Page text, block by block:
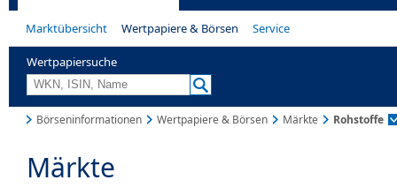
Marktübersicht Wertpapiere & Börsen Service
Wertpapiersuche
Börseninformationen Wertpapiere & Börsen Märkte Rohstoffe
Märkte